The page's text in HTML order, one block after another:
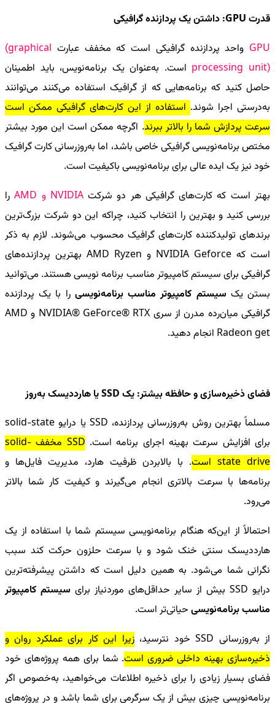
قدرت GPU: داشتن یک پردازنده گرافیکی
GPU واحد پردازنده گرافیکی است که مخفف عبارت (graphical
processing unit) است. به‌عنوان یک برنامه‌نویس، باید اطمینان
حاصل کنید که برنامه‌هایی که از گرافیک استفاده می‌کنند می‌توانند
به‌درستی اجرا شوند. استفاده از این کارت‌های گرافیکی ممکن است
سرعت پردازش شما را بالاتر ببرند. اگرچه ممکن است این مورد بیشتر
مختص برنامه‌نویسی گرافیکی خاصی باشد، اما به‌روزرسانی کارت گرافیک
خود نیز یک ایده عالی برای برنامه‌نویسی باکیفیت است.
بهتر است که کارت‌های گرافیکی هر دو شرکتNVIDIA و AMDرا
بررسی کنید و بهترین را انتخاب کنید، چراکه این دو شرکت بزرگ‌ترین
برندهای تولیدکننده کارت‌های گرافیک محسوب می‌شوند. لازم به ذکر
است که NVIDIA Geforce و AMD Ryzen بهترین پردازنده‌های
گرافیکی برای سیستم کامپیوتر مناسب برنامه نویسی هستند. می‌توانید
بستن یک سیستم کامپیوتر مناسب برنامه‌نویسی را با یک پردازنده
گرافیکی میان‌رده مدرن از سری NVIDIA® GeForce® RTX و AMD
Radeon get انجام دهید.
فضای ذخیره‌سازی و حافظه بیشتر: یک SSDیا هارددیسک به‌روز
مسلماً بهترین روش به‌روزرسانی پردازنده، SSD یا درایو solid-state
برای افزایش سرعت بهینه اجرای برنامه است. SSD مخفف solid-
state drive است. با بالابردن ظرفیت هارد، مدیریت فایل‌ها و
برنامه‌ها با سرعت بالاتری انجام می‌گیرند و کیفیت کار شما بالاتر
می‌رود.
احتمالاً از این‌که هنگام برنامه‌نویسی سیستم شما با استفاده از یک
هارددیسک سنتی خنک شود و با سرعت حلزون حرکت کند سبب
نگرانی شما می‌شود. به همین دلیل است که داشتن پیشرفته‌ترین
درایو SSD بیش از سایر حداقل‌های موردنیاز برای سیستم کامپیوتر
مناسب برنامه‌نویسی حیاتی‌تر است.
از به‌روزرسانی SSDخود نترسید،زیرا این کار برای عملکرد روان و
ذخیره‌سازی بهینه داخلی ضروری است. شما برای همه پروژه‌های خود
فضای بسیار زیادی را برای ذخیره اطلاعات می‌خواهید، به‌خصوص اگر
برنامه‌نویسی چیزی بیش از یک سرگرمی برای شما باشد و در پروژه‌های